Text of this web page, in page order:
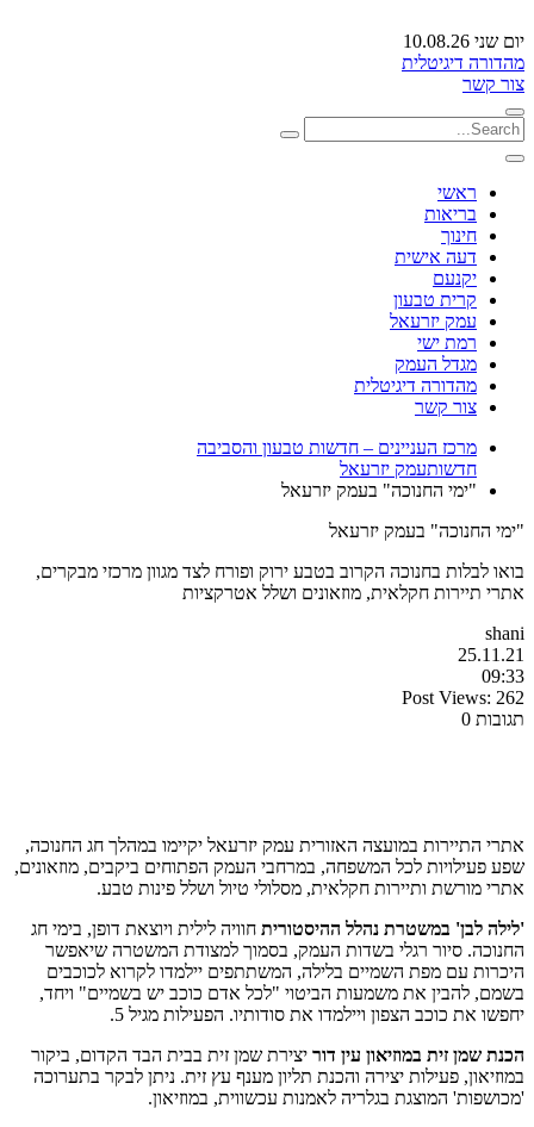
יום שני 10.08.26
מהדורה דיגיטלית
צור קשר
ראשי
בריאות
חינוך
דעה אישית
יקנעם
קרית טבעון
עמק יזרעאל
רמת ישי
מגדל העמק
מהדורה דיגיטלית
צור קשר
מרכז העניינים – חדשות טבעון והסביבה
חדשותעמק יזרעאל
"ימי החנוכה" בעמק יזרעאל
"ימי החנוכה" בעמק יזרעאל
בואו לבלות בחנוכה הקרוב בטבע ירוק ופורח לצד מגוון מרכזי מבקרים,
אתרי תיירות חקלאית, מוזאונים ושלל אטרקציות
shani
25.11.21
09:33
Post Views: 262
תגובות 0
אתרי התיירות במועצה האזורית עמק יזרעאל יקיימו במהלך חג החנוכה,
שפע פעילויות לכל המשפחה, במרחבי העמק הפתוחים ביקבים, מוזאונים,
אתרי מורשת ותיירות חקלאית, מסלולי טיול ושלל פינות טבע.
'לילה לבן' במשטרת נהלל ההיסטורית חוויה לילית ויוצאת דופן, בימי חג
החנוכה. סיור רגלי בשדות העמק, בסמוך למצודת המשטרה שיאפשר
היכרות עם מפת השמיים בלילה, המשתתפים יילמדו לקרוא לכוכבים
בשמם, להבין את משמעות הביטוי "לכל אדם כוכב יש בשמיים" ויחד,
יחפשו את כוכב הצפון ויילמדו את סודותיו. הפעילות מגיל 5.
הכנת שמן זית במוזיאון עין דור יצירת שמן זית בבית הבד הקדום, ביקור
במוזיאון, פעילות יצירה והכנת תליון מענף עץ זית. ניתן לבקר בתערוכה
'מכושפות' המוצגת בגלריה לאמנות עכשווית, במוזיאון.